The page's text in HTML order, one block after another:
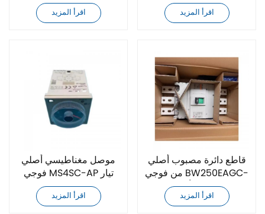
DC24V
اقرأ المزيد
متردد 220 فولت
اقرأ المزيد
موصل مغناطيسي أصلي
فوجي MS4SC-AP تيار
متردد 220 فولت
اقرأ المزيد
قاطع دائرة مصبوب أصلي
من فوجي BW250EAGC-
3P بقدرة 200 أمبير
اقرأ المزيد